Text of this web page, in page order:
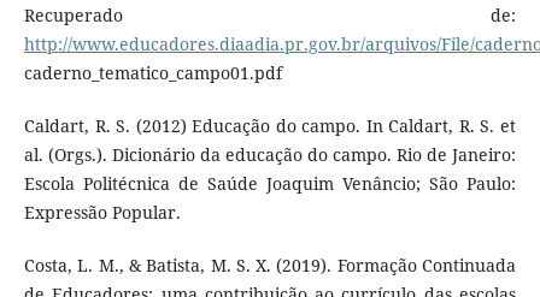
Recuperado de:
http://www.educadores.diaadia.pr.gov.br/arquivos/File/
caderno_tematico_campo01.pdf
Caldart, R. S. (2012) Educação do campo. In Caldart, R. S. et
al. (Orgs.). Dicionário da educação do campo. Rio de Janeiro:
Escola Politécnica de Saúde Joaquim Venâncio; São Paulo:
Expressão Popular.
Costa, L. M., & Batista, M. S. X. (2019). Formação Continuada